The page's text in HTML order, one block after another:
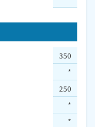
350
*
250
*
*